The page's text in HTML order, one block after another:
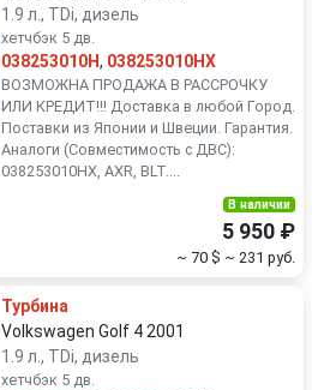
Suzuki
Volkswagen
1.9 л., TDi, дизель
хетчбэк 5 дв.
038253010H, 038253010HX
ВОЗМОЖНА ПРОДАЖА В РАССРОЧКУ
ИЛИ КРЕДИТ!!! Доставка в любой Город.
Поставки из Японии и Швеции. Гарантия.
Аналоги (Совместимость с ДВС):
038253010HX, AXR, BLT....
В наличии
5 950 ₽
~ 70 $ ~ 231 руб.
Турбина
Volkswagen Golf 4 2001
1.9 л., TDi, дизель
хетчбэк 5 дв.